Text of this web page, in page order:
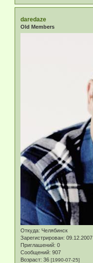
daredaze
Old Members
Откуда: Челябинск
Зарегистрирован: 09.12.2007
Приглашений: 0
Сообщений: 907
Возраст: 36 [1990-07-25]